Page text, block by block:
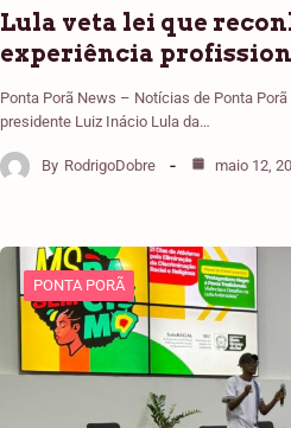
Lula veta lei que
experiência
Ponta Porã News – Notícias de Ponta
presidente Luiz Inácio Lula da…
By RodrigoDobre maio 12,
PONTA PORÃ